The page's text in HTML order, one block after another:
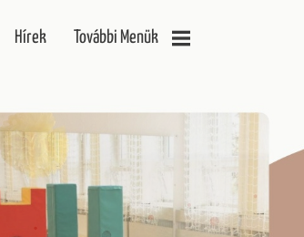
Hírek További Menük
Elérhetőségek